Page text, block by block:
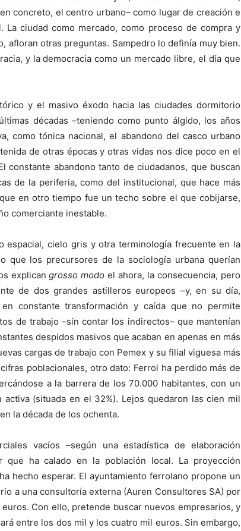
concreto, el centro urbano– como lugar de creación e
La ciudad como mercado, como proceso de compra y
afloran otras preguntas. Sampedro lo definía muy bien.
y la democracia como un mercado libre, el día que
y el masivo éxodo hacia las ciudades dormitorio
décadas –teniendo como punto álgido, los años
como tónica nacional, el abandono del casco urbano
de otras épocas y otras vidas nos dice poco en el
constante abandono tanto de ciudadanos, que buscan
de la periferia, como del institucional, que hace más
en otro tiempo fue un techo sobre el que cobijarse,
comerciante inestable.
espacial, cielo gris y otra terminología frecuente en la
que los precursores de la sociología urbana querían
explicangrosso modo el ahora, la consecuencia, pero
de dos grandes astilleros europeos –y, en su día,
constante transformación y caída que no permite
de trabajo –sin contar los indirectos– que mantenían
despidos masivos que acaban en apenas en más
cargas de trabajo con Pemex y su filial viguesa más
poblacionales, otro dato: Ferrol ha perdido más de
a la barrera de los 70.000 habitantes, con un
(situada en el 32%). Lejos quedaron las cien mil
la década de los ochenta.
vacíos –según una estadística de elaboración
que ha calado en la población local. La proyección
hecho esperar. El ayuntamiento ferrolano propone un
a una consultoría externa (Auren Consultores SA) por
Con ello, pretende buscar nuevos empresarios, y
entre los dos mil y los cuatro mil euros. Sin embargo,